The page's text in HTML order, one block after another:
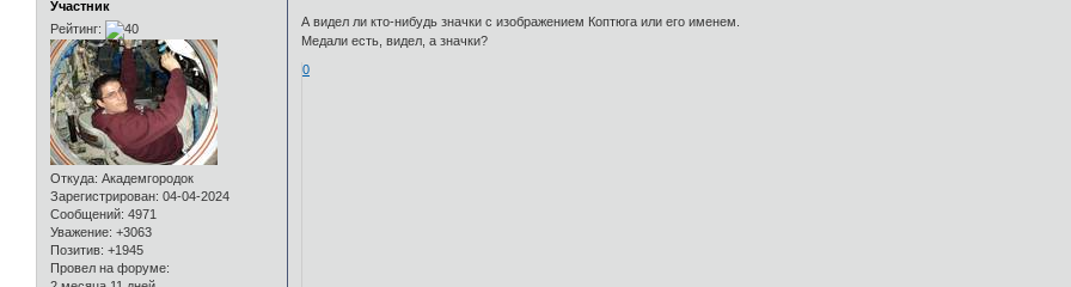
Участник
Рейтинг:
Откуда: Академгородок
Зарегистрирован: 04-04-2024
Сообщений: 4971
Уважение: +3063
Позитив: +1945
Провел на форуме:
А видел ли кто-нибудь значки с изображением Коптюга или его именем.
Медали есть, видел, а значки?
0